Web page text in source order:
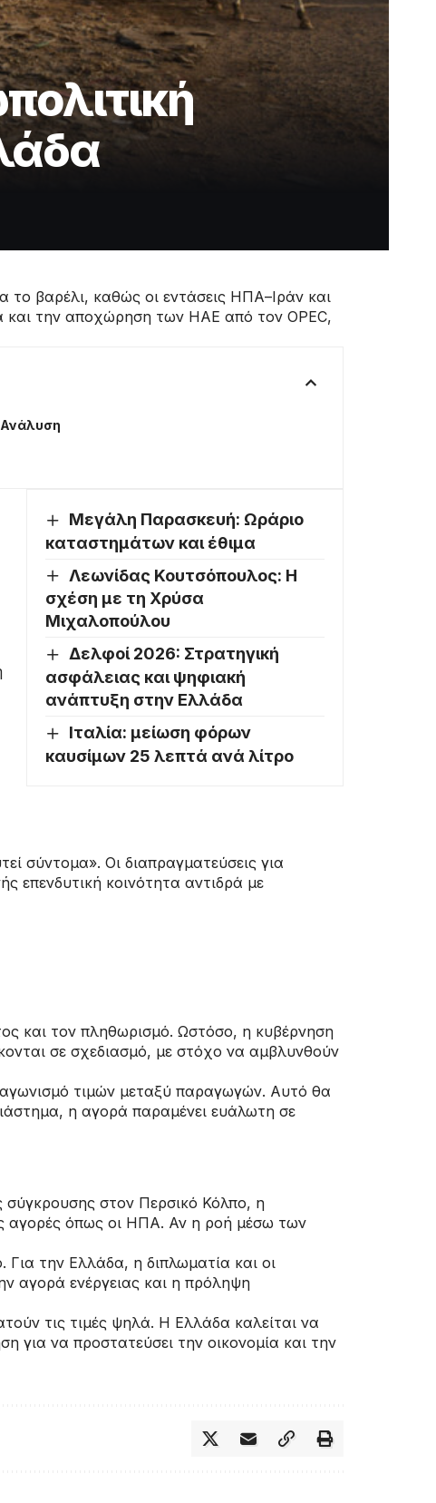
βαρέλι, καθώς οι εντάσεις ΗΠΑ–Ιράν και
και την αποχώρηση των ΗΑΕ από τον OPEC,
Ανάλυση
Μεγάλη Παρασκευή: Ωράριο
καταστημάτων και έθιμα
Λεωνίδας Κουτσόπουλος: Η
σχέση με τη Χρύσα
Μιχαλοπούλου
Δελφοί 2026: Στρατηγική
ασφάλειας και ψηφιακή
ανάπτυξη στην Ελλάδα
Ιταλία: μείωση φόρων
καυσίμων 25 λεπτά ανά λίτρο
σύντομα». Οι διαπραγματεύσεις για
επενδυτική κοινότητα αντιδρά με
και τον πληθωρισμό. Ωστόσο, η κυβέρνηση
σε σχεδιασμό, με στόχο να αμβλυνθούν
τιμών μεταξύ παραγωγών. Αυτό θα
η αγορά παραμένει ευάλωτη σε
σύγκρουσης στον Περσικό Κόλπο, η
αγορές όπως οι ΗΠΑ. Αν η ροή μέσω των
την Ελλάδα, η διπλωματία και οι
αγορά ενέργειας και η πρόληψη
τις τιμές ψηλά. Η Ελλάδα καλείται να
για να προστατεύσει την οικονομία και την